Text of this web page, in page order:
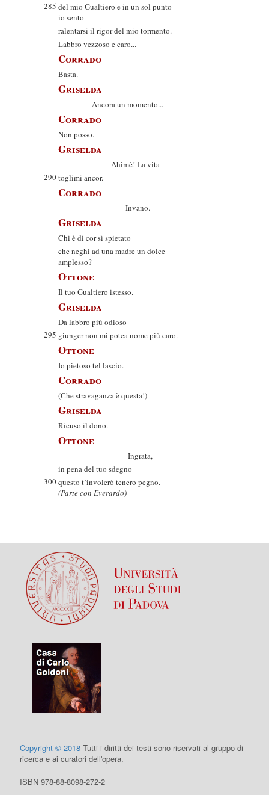
285 del mio Gualtiero e in un sol punto
io sento
ralentarsi il rigor del mio tormento.
Labbro vezzoso e caro...
Corrado
Basta.
Griselda
Ancora un momento...
Corrado
Non posso.
Griselda
Ahimè! La vita
290toglimi ancor.
Corrado
Invano.
Griselda
Chi è di cor sì spietato
che neghi ad una madre un dolce
amplesso?
Ottone
Il tuo Gualtiero istesso.
Griselda
Da labbro più odioso
295 giunger non mi potea nome più caro.
Ottone
Io pietoso tel lascio.
Corrado
(Che stravaganza è questa!)
Griselda
Ricuso il dono.
Ottone
Ingrata,
in pena del tuo sdegno
300questo t’involerò tenero pegno.
(Parte con Everardo)
Copyright © 2018 Tutti i diritti dei testi sono riservati al gruppo di
ricerca e ai curatori dell'opera.
ISBN 978-88-8098-272-2